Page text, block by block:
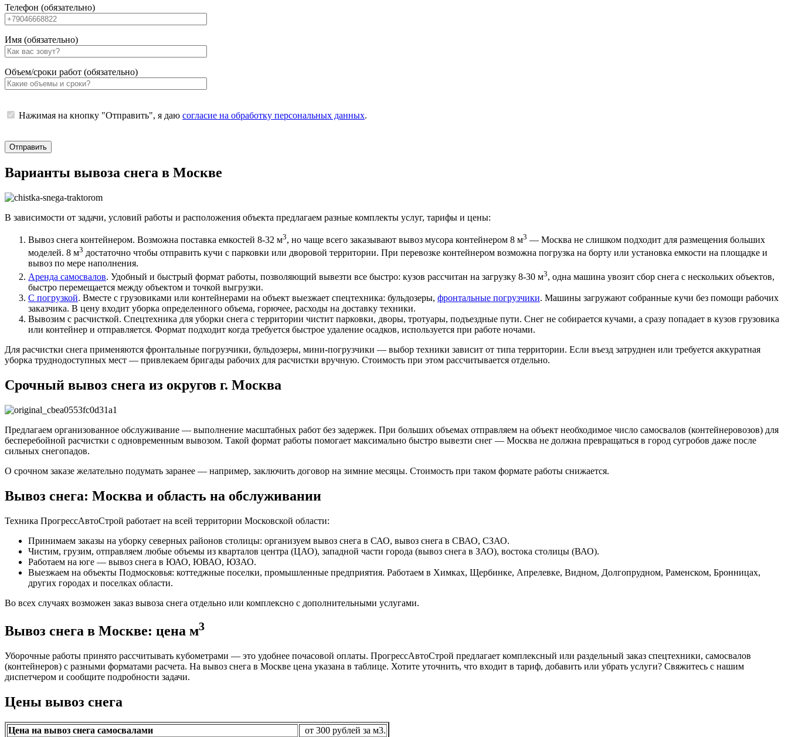
Телефон (обязательно)
Имя (обязательно)
Объем/сроки работ (обязательно)
Нажимая на кнопку "Отправить", я даю согласие на обработку персональных данных.
Варианты вывоза снега в Москве
В зависимости от задачи, условий работы и расположения объекта предлагаем разные комплекты услуг, тарифы и цены:
Вывоз снега контейнером. Возможна поставка емкостей 8-32 м3, но чаще всего заказывают вывоз мусора контейнером 8 м3 — Москва не слишком подходит для размещения больших
моделей. 8 м3 достаточно чтобы отправить кучи с парковки или дворовой территории. При перевозке контейнером возможна погрузка на борту или установка емкости на площадке и
вывоз по мере наполнения.
Аренда самосвалов. Удобный и быстрый формат работы, позволяющий вывезти все быстро: кузов рассчитан на загрузку 8-30 м3, одна машина увозит сбор снега с нескольких объектов,
быстро перемещается между объектом и точкой выгрузки.
С погрузкой. Вместе с грузовиками или контейнерами на объект выезжает спецтехника: бульдозеры, фронтальные погрузчики. Машины загружают собранные кучи без помощи рабочих
заказчика. В цену входит уборка определенного объема, горючее, расходы на доставку техники.
Вывозим с расчисткой. Спецтехника для уборки снега с территории чистит парковки, дворы, тротуары, подъездные пути. Снег не собирается кучами, а сразу попадает в кузов грузовика
или контейнер и отправляется. Формат подходит когда требуется быстрое удаление осадков, используется при работе ночами.
Для расчистки снега применяются фронтальные погрузчики, бульдозеры, мини-погрузчики — выбор техники зависит от типа территории. Если въезд затруднен или требуется аккуратная
уборка труднодоступных мест — привлекаем бригады рабочих для расчистки вручную. Стоимость при этом рассчитывается отдельно.
Срочный вывоз снега из округов г. Москва
Предлагаем организованное обслуживание — выполнение масштабных работ без задержек. При больших объемах отправляем на объект необходимое число самосвалов (контейнеровозов) для
бесперебойной расчистки с одновременным вывозом. Такой формат работы помогает максимально быстро вывезти снег — Москва не должна превращаться в город сугробов даже после
сильных снегопадов.
О срочном заказе желательно подумать заранее — например, заключить договор на зимние месяцы. Стоимость при таком формате работы снижается.
Вывоз снега: Москва и область на обслуживании
Техника ПрогрессАвтоСтрой работает на всей территории Московской области:
Принимаем заказы на уборку северных районов столицы: организуем вывоз снега в САО, вывоз снега в СВАО, СЗАО.
Чистим, грузим, отправляем любые объемы из кварталов центра (ЦАО), западной части города (вывоз снега в ЗАО), востока столицы (ВАО).
Работаем на юге — вывоз снега в ЮАО, ЮВАО, ЮЗАО.
Выезжаем на объекты Подмосковья: коттеджные поселки, промышленные предприятия. Работаем в Химках, Щербинке, Апрелевке, Видном, Долгопрудном, Раменском, Бронницах,
других городах и поселках области.
Во всех случаях возможен заказ вывоза снега отдельно или комплексно с дополнительными услугами.
Вывоз снега в Москве: цена м3
Уборочные работы принято рассчитывать кубометрами — это удобнее почасовой оплаты. ПрогрессАвтоСтрой предлагает комплексный или раздельный заказ спецтехники, самосвалов
(контейнеров) с разными форматами расчета. На вывоз снега в Москве цена указана в таблице. Хотите уточнить, что входит в тариф, добавить или убрать услуги? Свяжитесь с нашим
диспетчером и сообщите подробности задачи.
Цены вывоз снега
Цена на вывоз снега самосвалами
от 300 рублей за м3.